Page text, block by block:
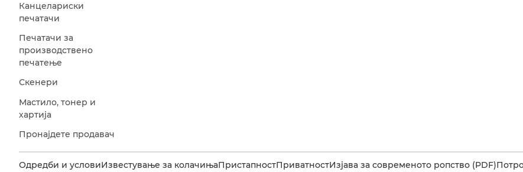
Канцелариски
печатачи
Печатачи за
производствено
печатење
Скенери
Мастило, тонер и
хартија
Пронајдете продавач
Одредби и условиИзвестување за колачињаПристапностПриватностИзјава за современото ропство (PDF)